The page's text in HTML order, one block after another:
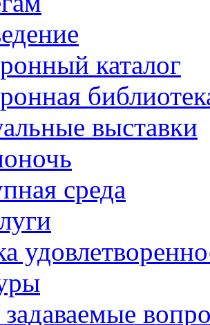
каталог
выставки
среда
задаваемые